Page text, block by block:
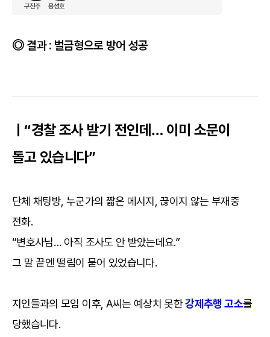
구진주 용성호
결과 : 벌금형으로 방어 성공
ㅣ“경찰 조사 받기 전인데… 이미 소문이
돌고 있습니다”
단체 채팅방, 누군가의 짧은 메시지, 끊이지 않는 부재중
전화.
“변호사님… 아직 조사도 안 받았는데요.”
그 말 끝엔 떨림이 묻어 있었습니다.
지인들과의 모임 이후, A씨는 예상치 못한강제추행 고소를
당했습니다.